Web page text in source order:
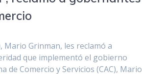
Mario Grinman, les reclamó a
que implementó el gobierno
de Comercio y Servicios (CAC), Mario